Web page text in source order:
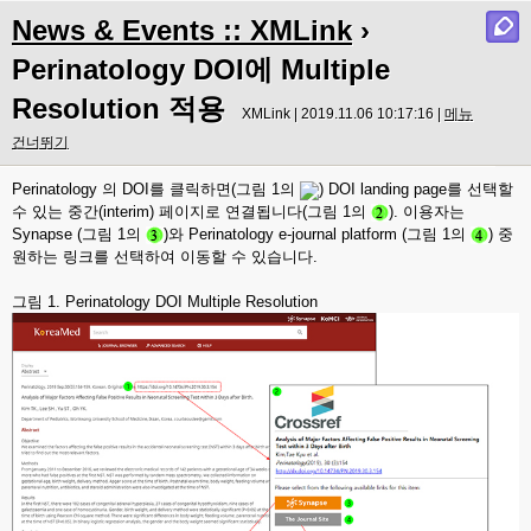
News & Events :: XMLink ›
Perinatology DOI에 Multiple
Resolution 적용
XMLink | 2019.11.06 10:17:16 | 메뉴
건너뛰기
Perinatology 의 DOI를 클릭하면(그림 1의
) DOI landing page를 선택할
수 있는 중간(interim) 페이지로 연결됩니다(그림 1의
). 이용자는
Synapse (그림 1의 )와 Perinatology e-journal platform (그림 1의
) 중
원하는 링크를 선택하여 이동할 수 있습니다.
그림 1. Perinatology DOI Multiple Resolution